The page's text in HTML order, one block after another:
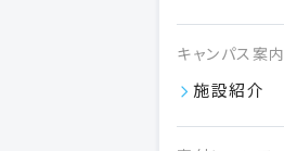
キャンパス案内
施設紹介
歯科技工士とは・3年間の流れ